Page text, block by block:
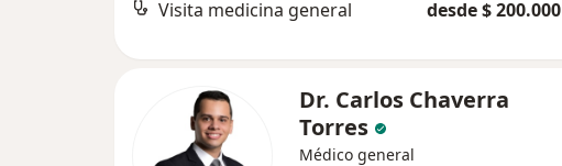
Visita medicina general desde $ 200.000
Dr. Carlos Chaverra
Torres
Médico general